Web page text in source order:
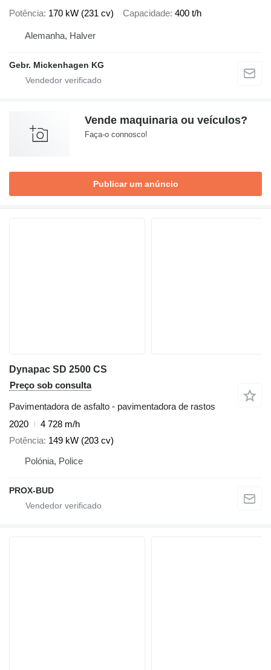
Potência 170 kW (231 cv) Capacidade 400 t/h
Alemanha, Halver
Gebr. Mickenhagen KG
Vende maquinaria ou veículos?
Faça-o connosco!
Publicar um anúncio
Dynapac SD 2500 CS
Preço sob consulta
Pavimentadora de asfalto - pavimentadora de rastos
2020
4 728 m/h
Potência 149 kW (203 cv)
Polónia, Police
PROX-BUD